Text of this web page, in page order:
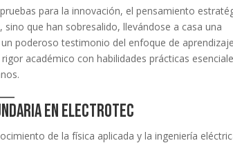
para la innovación, el pensamiento
que han sobresalido, llevándose a casa una
poderoso testimonio del enfoque de
académico con habilidades prácticas
en Electrotec
de la física aplicada y la ingeniería